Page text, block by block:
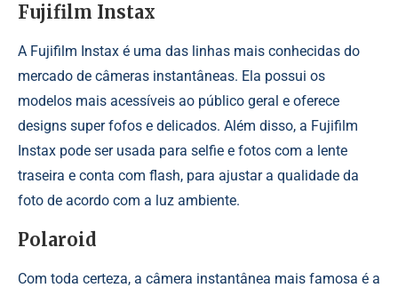
Fujifilm Instax
A Fujifilm Instax é uma das linhas mais conhecidas do
mercado de câmeras instantâneas. Ela possui os
modelos mais acessíveis ao público geral e oferece
designs super fofos e delicados. Além disso, a Fujifilm
Instax pode ser usada para selfie e fotos com a lente
traseira e conta com flash, para ajustar a qualidade da
foto de acordo com a luz ambiente.
Polaroid
Com toda certeza, a câmera instantânea mais famosa é a